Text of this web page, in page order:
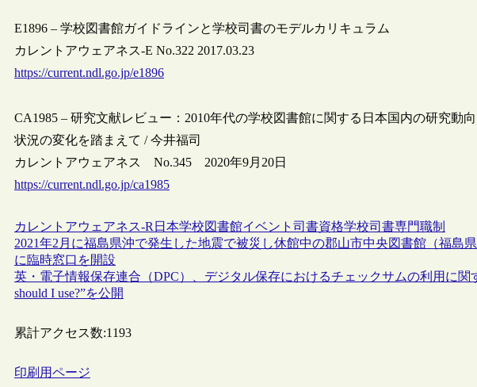
E1896 – 学校図書館ガイドラインと学校司書のモデルカリキュラム
カレントアウェアネス-E No.322 2017.03.23
https://current.ndl.go.jp/e1896
CA1985 – 研究文献レビュー：2010年代の学校図書館に関する日本国内の研究動
状況の変化を踏まえて / 今井福司
カレントアウェアネス No.345 2020年9月20日
https://current.ndl.go.jp/ca1985
カレントアウェアネス-R 日本学校図書館イベント 司書資格学校司書専門職制
2021年2月に福島県沖で発生した地震で被災し休館中の郡山市中央図書館（福島
に臨時窓口を開設
英・電子情報保存連合（DPC）、デジタル保存におけるチェックサムの利用に関
should I use?”を公開
累計アクセス数:1193
印刷用ページ